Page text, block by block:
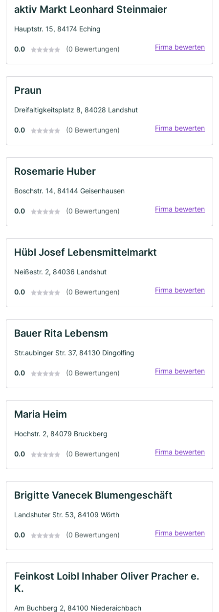
aktiv Markt Leonhard Steinmaier
Hauptstr. 15, 84174 Eching
0.0 (0 Bewertungen) Firma bewerten
Praun
Dreifaltigkeitsplatz 8, 84028 Landshut
0.0 (0 Bewertungen) Firma bewerten
Rosemarie Huber
Boschstr. 14, 84144 Geisenhausen
0.0 (0 Bewertungen) Firma bewerten
Hübl Josef Lebensmittelmarkt
Neißestr. 2, 84036 Landshut
0.0 (0 Bewertungen) Firma bewerten
Bauer Rita Lebensm
Str.aubinger Str. 37, 84130 Dingolfing
0.0 (0 Bewertungen) Firma bewerten
Maria Heim
Hochstr. 2, 84079 Bruckberg
0.0 (0 Bewertungen) Firma bewerten
Brigitte Vanecek Blumengeschäft
Landshuter Str. 53, 84109 Wörth
0.0 (0 Bewertungen) Firma bewerten
Feinkost Loibl Inhaber Oliver Pracher e.
K.
Am Buchberg 2, 84100 Niederaichbach